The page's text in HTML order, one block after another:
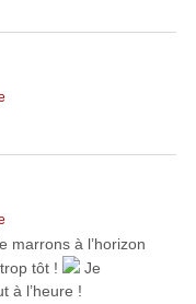
marrons à l’horizon
tôt !
Je
à l’heure !